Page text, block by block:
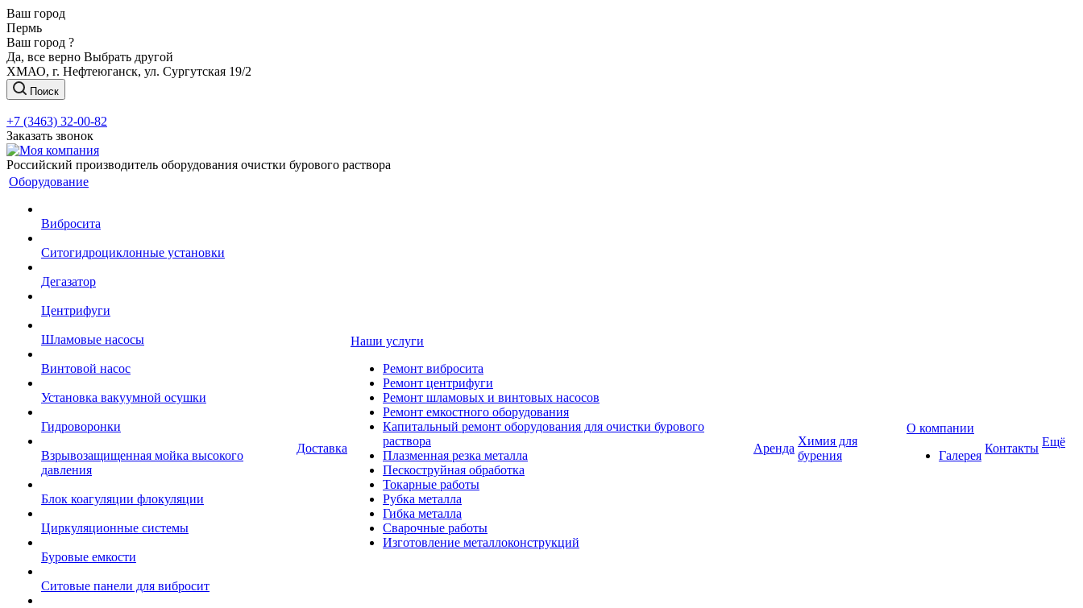
Ваш город
Пермь
Ваш город ?
Да, все верно Выбрать другой
ХМАО, г. Нефтеюганск, ул. Сургутская 19/2
Поиск
+7 (3463) 32-00-82
Заказать звонок
Российский производитель оборудования очистки бурового раствора
Оборудование
Вибросита
Ситогидроциклонные установки
Дегазатор
Центрифуги
Шламовые насосы
Винтовой насос
Установка вакуумной осушки
Гидроворонки
Взрывозащищенная мойка высокого
давления
Блок коагуляции флокуляции
Циркуляционные системы
Буровые емкости
Ситовые панели для вибросит
Доставка
Наши услуги
Ремонт вибросита
Ремонт центрифуги
Ремонт шламовых и винтовых насосов
Ремонт емкостного оборудования
Капитальный ремонт оборудования для очистки бурового
раствора
Плазменная резка металла
Пескоструйная обработка
Токарные работы
Рубка металла
Гибка металла
Сварочные работы
Изготовление металлоконструкций
Аренда
Химия для
бурения
О компании
Галерея
Контакты Ещё